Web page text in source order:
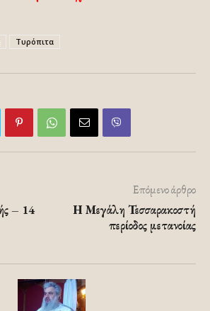
Τυρόπιτα
– 14
Επόμενο άρθρο
Η Μεγάλη Τεσσαρακοστή
περίοδος μετανοίας